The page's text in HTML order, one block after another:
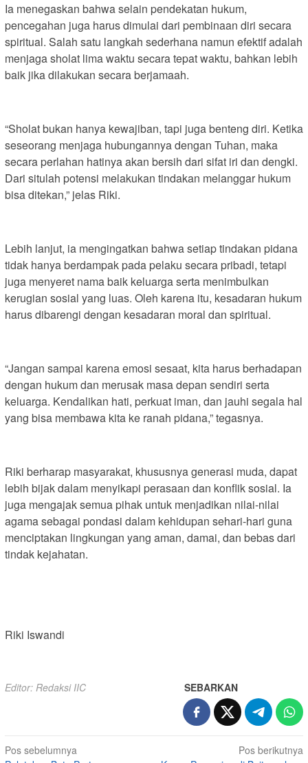
Ia menegaskan bahwa selain pendekatan hukum,
pencegahan juga harus dimulai dari pembinaan diri secara
spiritual. Salah satu langkah sederhana namun efektif adalah
menjaga sholat lima waktu secara tepat waktu, bahkan lebih
baik jika dilakukan secara berjamaah.
“Sholat bukan hanya kewajiban, tapi juga benteng diri. Ketika
seseorang menjaga hubungannya dengan Tuhan, maka
secara perlahan hatinya akan bersih dari sifat iri dan dengki.
Dari situlah potensi melakukan tindakan melanggar hukum
bisa ditekan,” jelas Riki.
Lebih lanjut, ia mengingatkan bahwa setiap tindakan pidana
tidak hanya berdampak pada pelaku secara pribadi, tetapi
juga menyeret nama baik keluarga serta menimbulkan
kerugian sosial yang luas. Oleh karena itu, kesadaran hukum
harus dibarengi dengan kesadaran moral dan spiritual.
“Jangan sampai karena emosi sesaat, kita harus berhadapan
dengan hukum dan merusak masa depan sendiri serta
keluarga. Kendalikan hati, perkuat iman, dan jauhi segala hal
yang bisa membawa kita ke ranah pidana,” tegasnya.
Riki berharap masyarakat, khususnya generasi muda, dapat
lebih bijak dalam menyikapi perasaan dan konflik sosial. Ia
juga mengajak semua pihak untuk menjadikan nilai-nilai
agama sebagai pondasi dalam kehidupan sehari-hari guna
menciptakan lingkungan yang aman, damai, dan bebas dari
tindak kejahatan.
Riki Iswandi
Editor: Redaksi IIC SEBARKAN
Navigasi
Pos sebelumnya
Pos berikutnya